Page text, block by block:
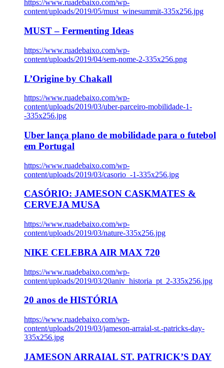
https://www.ruadebaixo.com/wp-
content/uploads/2019/05/must_winesummit-335x256.jpg
MUST – Fermenting Ideas
https://www.ruadebaixo.com/wp-
content/uploads/2019/04/sem-nome-2-335x256.png
L’Origine by Chakall
https://www.ruadebaixo.com/wp-
content/uploads/2019/03/uber-parceiro-mobilidade-1-
-335x256.jpg
Uber lança plano de mobilidade para o futebol
em Portugal
https://www.ruadebaixo.com/wp-
content/uploads/2019/03/casorio_-1-335x256.jpg
CASÓRIO: JAMESON CASKMATES &
CERVEJA MUSA
https://www.ruadebaixo.com/wp-
content/uploads/2019/03/nature-335x256.jpg
NIKE CELEBRA AIR MAX 720
https://www.ruadebaixo.com/wp-
content/uploads/2019/03/20aniv_historia_pt_2-335x256.jpg
20 anos de HISTÓRIA
https://www.ruadebaixo.com/wp-
content/uploads/2019/03/jameson-arraial-st.-patricks-day-
335x256.jpg
JAMESON ARRAIAL ST. PATRICK’S DAY